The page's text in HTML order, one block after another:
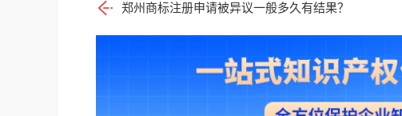
郑州商标注册申请被异议一般多久有结果？